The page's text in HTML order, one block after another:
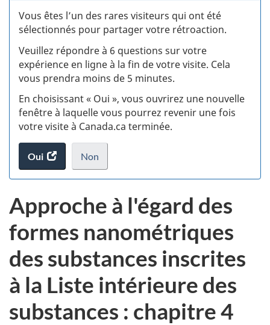
Vous êtes l’un des rares visiteurs qui ont été
sélectionnés pour partager votre rétroaction.
Veuillez répondre à 6 questions sur votre
expérience en ligne à la fin de votre visite. Cela
vous prendra moins de 5 minutes.
En choisissant « Oui », vous ouvrirez une nouvelle
fenêtre à laquelle vous pourrez revenir une fois
votre visite à Canada.ca terminée.
Oui
accéder
au
Non
je
pas
au
sondage
du
site
web,
.
Approche à l'égard des
formes nanométriques
des substances inscrites
à la Liste intérieure des
substances : chapitre 4